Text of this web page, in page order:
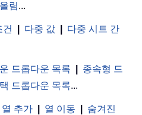
림...
건 다중 값
다중 시트 간
드롭다운 목록
종속형 드
드롭다운 목록...
추가 열 이동
숨겨진